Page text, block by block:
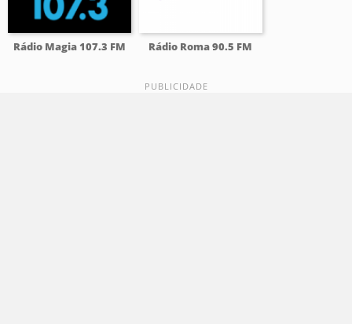
Rádio Magia 107.3 FM Rádio Roma 90.5 FM